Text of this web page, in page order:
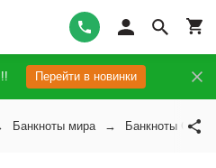
Перейти в новинки
Банкноты мира Банкноты